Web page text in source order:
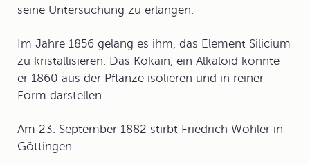
seine Untersuchung zu erlangen.
Im Jahre 1856 gelang es ihm, das Element Silicium
zu kristallisieren. Das Kokain, ein Alkaloid konnte
er 1860 aus der Pflanze isolieren und in reiner
Form darstellen.
Am 23. September 1882 stirbt Friedrich Wöhler in
Göttingen.